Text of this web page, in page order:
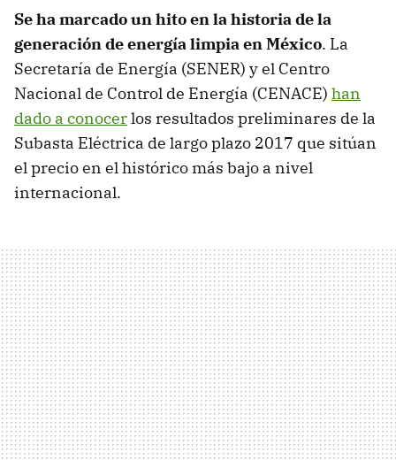
Se ha marcado un hito en la historia de la
generación de energía limpia en México. La
Secretaría de Energía (SENER) y el Centro
Nacional de Control de Energía (CENACE) han
dado a conocerlos resultados preliminares de la
Subasta Eléctrica de largo plazo 2017 que sitúan
el precio en el histórico más bajo a nivel
internacional.